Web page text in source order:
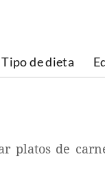
Tipo de dieta
platos de